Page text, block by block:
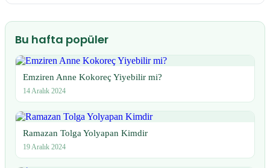
Bu hafta popüler
Emziren Anne Kokoreç Yiyebilir mi?
14 Aralık 2024
Ramazan Tolga Yolyapan Kimdir
19 Aralık 2024